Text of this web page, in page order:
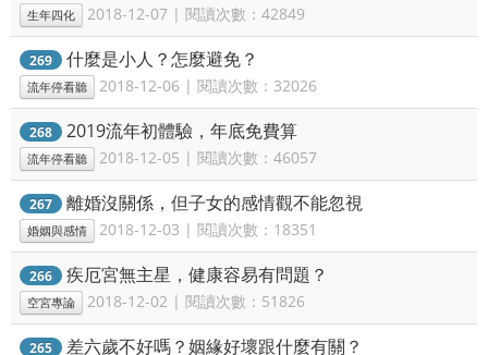
生年四化 2018-12-07 | 閱讀次數：42849
269 什麼是小人？怎麼避免？
流年停看聽 2018-12-06 | 閱讀次數：32026
268 2019流年初體驗，年底免費算
流年停看聽 2018-12-05 | 閱讀次數：46057
267 離婚沒關係，但子女的感情觀不能忽視
婚姻與感情 2018-12-03 | 閱讀次數：18351
266 疾厄宮無主星，健康容易有問題？
空宮專論 2018-12-02 | 閱讀次數：51826
265 差六歲不好嗎？姻緣好壞跟什麼有關？